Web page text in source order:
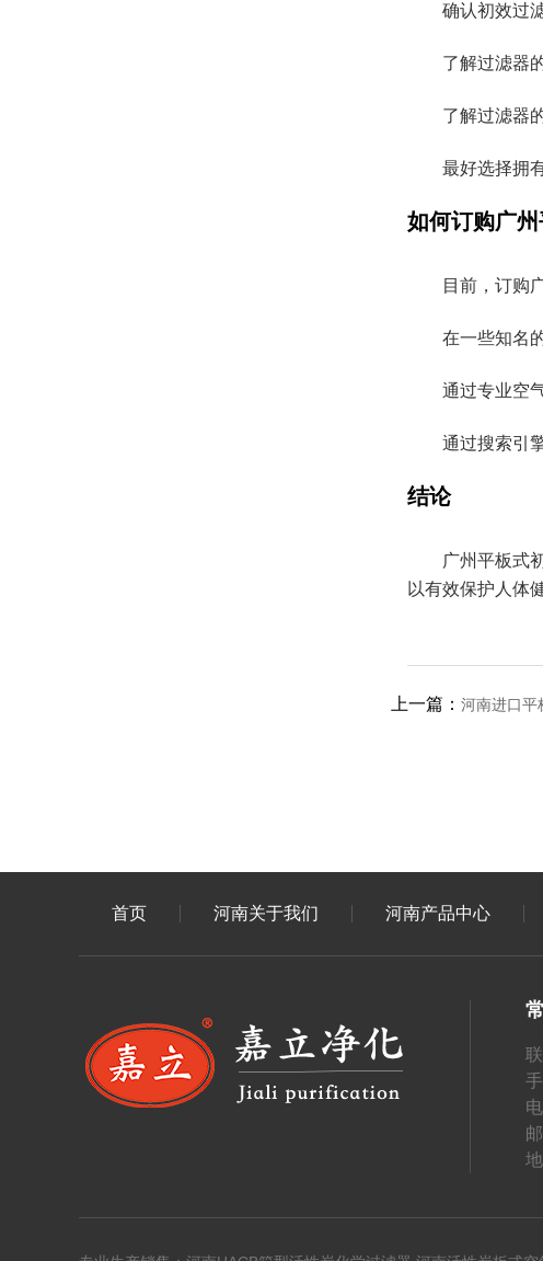
确认初效过
了解过滤器
了解过滤器
最好选择拥
如何订购广
目前，订购
在一些知名
通过专业空
通过搜索引
结论
广州平板式
以有效保护人体
上一篇： 河南进口平
首页 河南关于我们 河南产品中心